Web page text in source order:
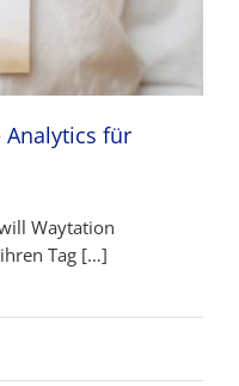
für
Waytation
Tag […]